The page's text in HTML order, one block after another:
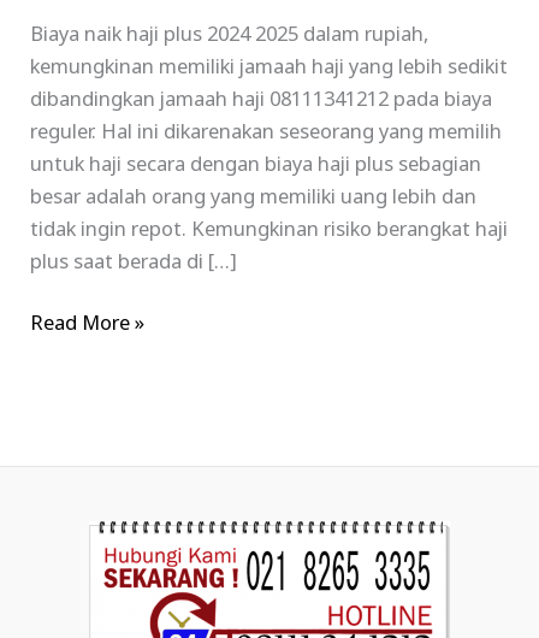
Biaya naik haji plus 2024 2025 dalam rupiah,
kemungkinan memiliki jamaah haji yang lebih sedikit
dibandingkan jamaah haji 08111341212 pada biaya
reguler. Hal ini dikarenakan seseorang yang memilih
untuk haji secara dengan biaya haji plus sebagian
besar adalah orang yang memiliki uang lebih dan
tidak ingin repot. Kemungkinan risiko berangkat haji
plus saat berada di […]
Read More »